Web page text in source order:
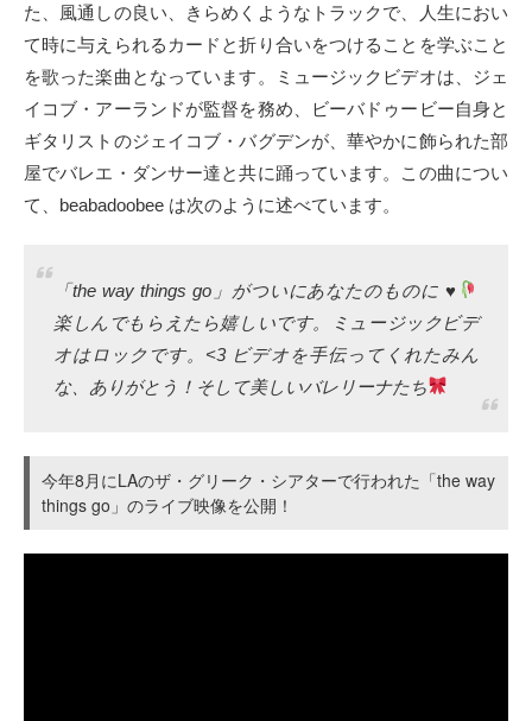
Twitter
Facebook
instagram
Tumblr
to indienative
た、風通しの良い、きらめくようなトラックで、人生におい
て時に与えられるカードと折り合いをつけることを学ぶこと
を歌った楽曲となっています。ミュージックビデオは、ジェ
イコブ・アーランドが監督を務め、ビーバドゥービー自身と
ギタリストのジェイコブ・バグデンが、華やかに飾られた部
屋でバレエ・ダンサー達と共に踊っています。この曲につい
て、beabadoobee は次のように述べています。
「the way things go」がついにあなたのものに♥️
楽しんでもらえたら嬉しいです。ミュージックビデ
オはロックです。<3 ビデオを手伝ってくれたみん
な、ありがとう！そして美しいバレリーナたち
今年8月にLAのザ・グリーク・シアターで行われた「the way
things go」のライブ映像を公開！